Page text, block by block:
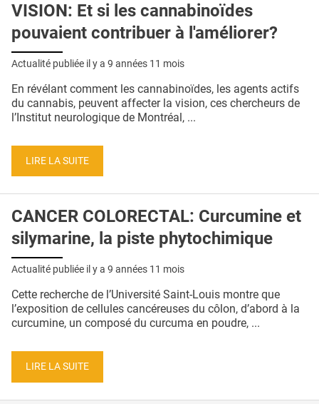
E-REVUE SAD
THÉMA
QUI SOMMES-NOUS ?
CONDITIONS GÉNÉRALES
CRÉDITS
liste
VISION: Et si les cannabinoïdes
pouvaient contribuer à l'améliorer?
Actualité publiée il y a 9 années 11 mois
En révélant comment les cannabinoïdes, les agents actifs
du cannabis, peuvent affecter la vision, ces chercheurs de
l’Institut neurologique de Montréal, ...
LIRE LA SUITE
CANCER COLORECTAL: Curcumine et
silymarine, la piste phytochimique
Actualité publiée il y a 9 années 11 mois
Cette recherche de l’Université Saint-Louis montre que
l’exposition de cellules cancéreuses du côlon, d’abord à la
curcumine, un composé du curcuma en poudre, ...
LIRE LA SUITE